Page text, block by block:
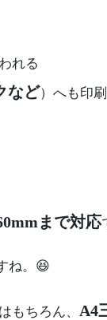
れる
など）へも印
まで対応
ね。😆
はもちろん、 A4